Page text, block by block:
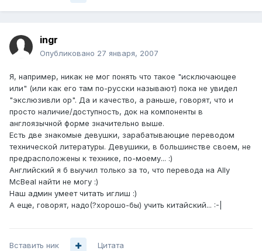
ingr
Опубликовано 27 января, 2007
Я, например, никак не мог понять что такое "исключающее
или" (или как его там по-русски называют) пока не увидел
"экслюзивли ор". Да и качество, а раньше, говорят, что и
просто наличие/доступность, док на компоненты в
англоязычной форме значительно выше.
Есть две знакомые девушки, зарабатывающие переводом
технической литературы. Девушики, в большинстве своем, не
предрасположены к технике, по-моему... :)
Английский я б выучил только за то, что перевода на Ally
McBeal найти не могу :)
Наш админ умеет читать иглиш :)
А еще, говорят, надо(?хорошо-бы) учить китайский... :-|
Вставить ник Цитата